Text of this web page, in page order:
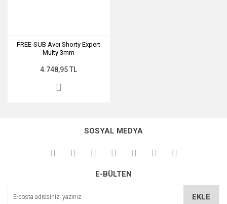
FREE-SUB Avcı Shorty Expert
Multy 3mm
4.748,95 TL
SOSYAL MEDYA
E-BÜLTEN
EKLE